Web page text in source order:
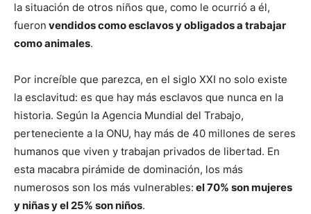
la situación de otros niños que, como le ocurrió a él,
fueron vendidos como esclavos y obligados a trabajar
como animales.
Por increíble que parezca, en el siglo XXI no solo existe
la esclavitud: es que hay más esclavos que nunca en la
historia. Según la Agencia Mundial del Trabajo,
perteneciente a la ONU, hay más de 40 millones de seres
humanos que viven y trabajan privados de libertad. En
esta macabra pirámide de dominación, los más
numerosos son los más vulnerables: el 70% son mujeres
y niñas y el 25% son niños.